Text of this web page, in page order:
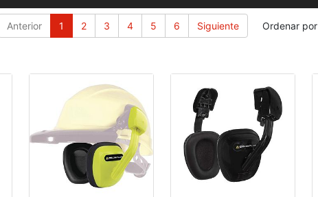
Anterior 1 2 3 4 5 6 Siguiente Ordenar por